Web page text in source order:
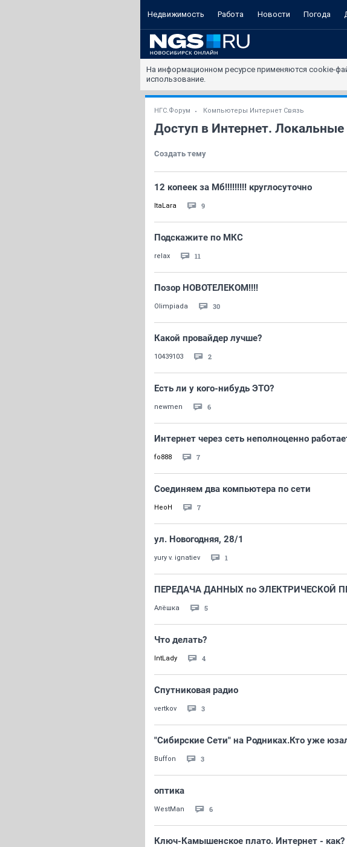
Недвижимость Работа Новости Погода
На информационном ресурсе применяются cookie-
использование.
НГС.Форум Компьютеры Интернет Связь
Доступ в Интернет. Локальные
Создать тему
12 копеек за Мб!!!!!!!!! круглосуточно
ItaLara 9
Подскажите по МКС
relax 11
Позор НОВОТЕЛЕКОМ!!!!
Olimpiada 30
Какой провайдер лучше?
10439103 2
Есть ли у кого-нибудь ЭТО?
newmen 6
Интернет через сеть неполноценно
fo888 7
Соединяем два компьютера по сети
HeoH 7
ул. Новогодняя, 28/1
yury v. ignatiev 1
ПЕРЕДАЧА ДАННЫХ по ЭЛЕКТРИЧЕСКОЙ
Алёшка 5
Что делать?
IntLady 4
Спутниковая радио
vertkov 3
"Сибирские Сети" на Родниках.Кто уже
Buffon 3
оптика
WestMan 6
Ключ-Камышенское плато. Интернет - как?